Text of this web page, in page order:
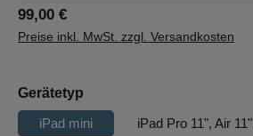
99,00 €
Preise inkl. MwSt. zzgl. Versandkosten
Gerätetyp
iPad mini
iPad Pro 11", Air